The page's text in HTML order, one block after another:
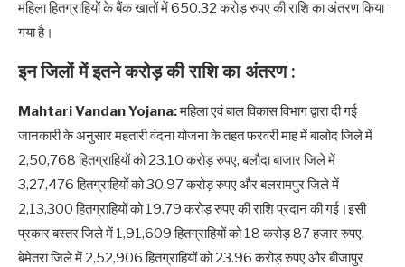
महिला हितग्राहियों के बैंक खातों में 650.32 करोड़ रुपए की राशि का अंतरण किया
गया है।
इन जिलों में इतने करोड़ की राशि का अंतरण :
Mahtari Vandan Yojana:महिला एवं बाल विकास विभाग द्वारा दी गई
जानकारी के अनुसार महतारी वंदना योजना के तहत फरवरी माह में बालोद जिले में
2,50,768 हितग्राहियों को 23.10 करोड़ रुपए, बलौदा बाजार जिले में
3,27,476 हितग्राहियों को 30.97 करोड़ रुपए और बलरामपुर जिले में
2,13,300 हितग्राहियों को 19.79 करोड़ रुपए की राशि प्रदान की गई।इसी
प्रकार बस्तर जिले में 1,91,609 हितग्राहियों को 18 करोड़ 87 हजार रुपए,
बेमेतरा जिले में 2,52,906 हितग्राहियों को 23.96 करोड़ रुपए और बीजापुर